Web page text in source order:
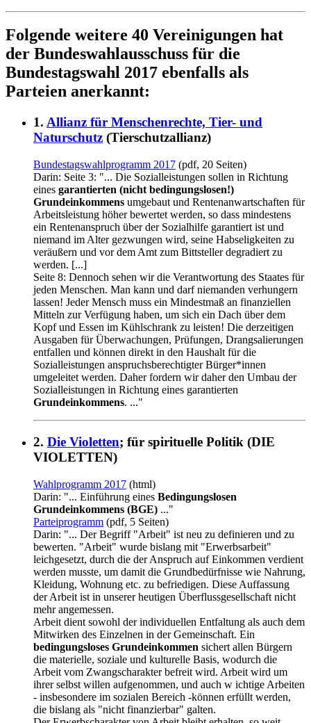
Folgende weitere 40 Vereinigungen hat
der Bundeswahlausschuss für die
Bundestagswahl 2017 ebenfalls als
Parteien anerkannt:
1. Allianz für Menschenrechte, Tier- und
Naturschutz (Tierschutzallianz)
Bundestagswahlprogramm 2017 (pdf, 20 Seiten)
Darin: Seite 3: "... Die Sozialleistungen sollen in Richtung
eines garantierten (nicht bedingungslosen!)
Grundeinkommens umgebaut und Rentenanwartschaften für
Arbeitsleistung höher bewertet werden, so dass mindestens
ein Rentenanspruch über der Sozialhilfe garantiert ist und
niemand im Alter gezwungen wird, seine Habseligkeiten zu
veräußern und vor dem Amt zum Bittsteller degradiert zu
werden. [...]
Seite 8: Dennoch sehen wir die Verantwortung des Staates für
jeden Menschen. Man kann und darf niemanden verhungern
lassen! Jeder Mensch muss ein Mindestmaß an finanziellen
Mitteln zur Verfügung haben, um sich ein Dach über dem
Kopf und Essen im Kühlschrank zu leisten! Die derzeitigen
Ausgaben für Überwachungen, Prüfungen, Drangsalierungen
entfallen und können direkt in den Haushalt für die
Sozialleistungen anspruchsberechtigter Bürger*innen
umgeleitet werden. Daher fordern wir daher den Umbau der
Sozialleistungen in Richtung eines garantierten
Grundeinkommens. ..."
2. Die Violetten; für spirituelle Politik (DIE
VIOLETTEN)
Wahlprogramm 2017 (html)
Darin: "... Einführung eines Bedingungslosen
Grundeinkommens (BGE) ..."
Parteiprogramm (pdf, 5 Seiten)
Darin: "... Der Begriff "Arbeit" ist neu zu definieren und zu
bewerten. "Arbeit" wurde bislang mit "Erwerbsarbeit"
leichgesetzt, durch die der Anspruch auf Einkommen verdient
werden musste, um damit die Grundbedürfnisse wie Nahrung,
Kleidung, Wohnung etc. zu befriedigen. Diese Auffassung
der Arbeit ist in unserer heutigen Überflussgesellschaft nicht
mehr angemessen.
Arbeit dient sowohl der individuellen Entfaltung als auch dem
Mitwirken des Einzelnen in der Gemeinschaft. Ein
bedingungsloses Grundeinkommen sichert allen Bürgern
die materielle, soziale und kulturelle Basis, wodurch die
Arbeit vom Zwangscharakter befreit wird. Arbeit wird um
ihrer selbst willen aufgenommen, und auch w ichtige Arbeiten
- insbesondere im sozialen Bereich -können erfüllt werden,
die bislang als "nicht finanzierbar" galten.